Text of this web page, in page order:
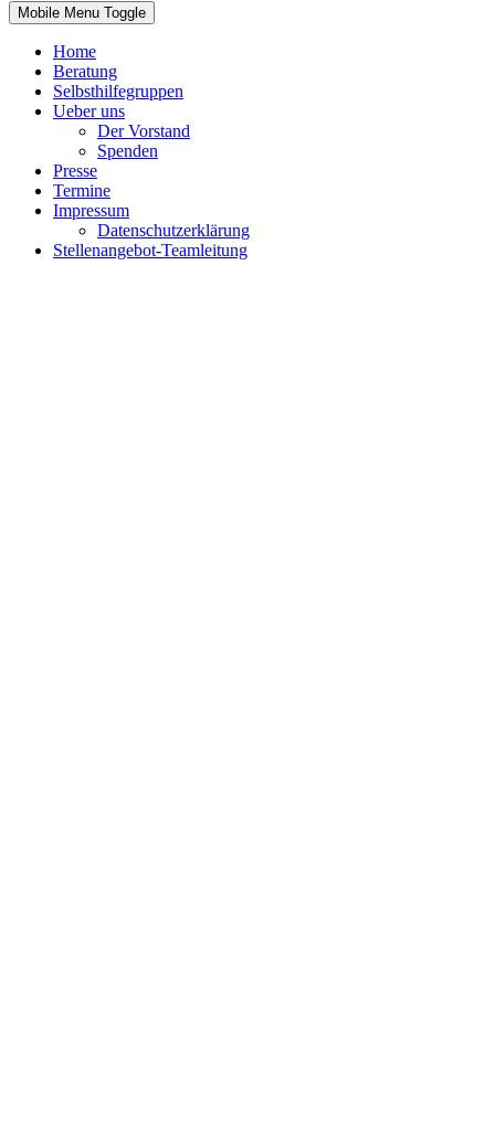
Mobile Menu Toggle
Home
Beratung
Selbsthilfegruppen
Ueber uns
Der Vorstand
Spenden
Presse
Termine
Impressum
Datenschutzerklärung
Stellenangebot-Teamleitung